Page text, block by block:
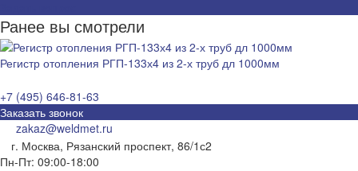
Ранее вы смотрели
Регистр отопления РГП-133х4 из 2-х труб дл 1000мм
+7 (495) 646-81-63
Заказать звонок
zakaz@weldmet.ru
г. Москва, Рязанский проспект, 86/1с2
Пн-Пт: 09:00-18:00